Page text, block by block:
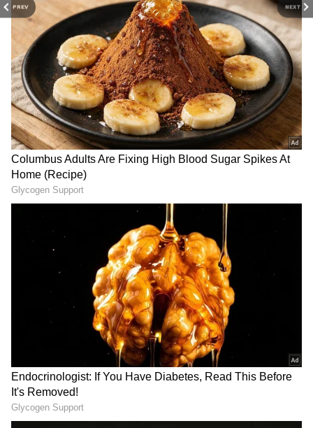
PREV NEXT
OG-Varun Tej: ఓజీతో కొరియన్‌
కనకరాజు పోలికపై వరుణ్‌ తేజ్‌
క్లారిటీ.. అసలు విషయం
బయటపెట్టిన మెగా ప్రిన్స్
Sobhita Dhulipala: పొలిటికల్
కామెంట్స్ తో దుమారం రేపిన
శోభితా ధూళిపాళ, అక్కినేని
కోడలికి ఇచ్చిపడేస్తున్న నెటిజన్లు..
Varanasi Leak: సింహాంలా
కదిలిన మహేష్‌ బాబు.. పూనకాలు
తెప్పిస్తోన్న `వారణాసి` లీక్
Toxic Trailer: ముహూర్తం
ఫిక్స్.. యశ్ 'టాక్సిక్' ట్రైలర్..
రిలీజ్ డేట్ ఎప్పుడంటే?
ఫ్రిజ్ పై కవర్ వేస్తున్నారా? ఈ విషయం
తెలుసుకోలేదంటే ప్రాణాలకే ప్రమాదం |
Fridge Cover Warning